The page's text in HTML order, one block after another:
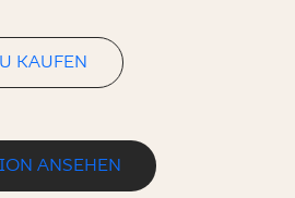
RU
KAUFEN
ANSEHEN